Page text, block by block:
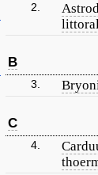
2.
B
3.
C
4.